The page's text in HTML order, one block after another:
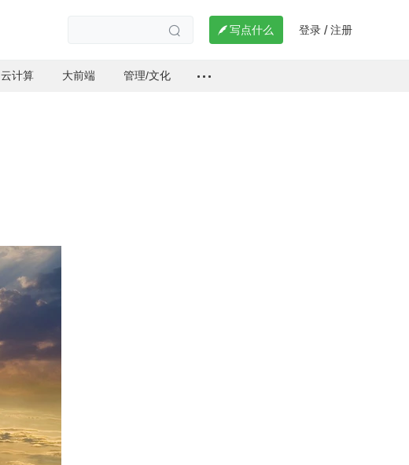
  写点什么 登录 / 注册
云计算 大前端 管理/文化